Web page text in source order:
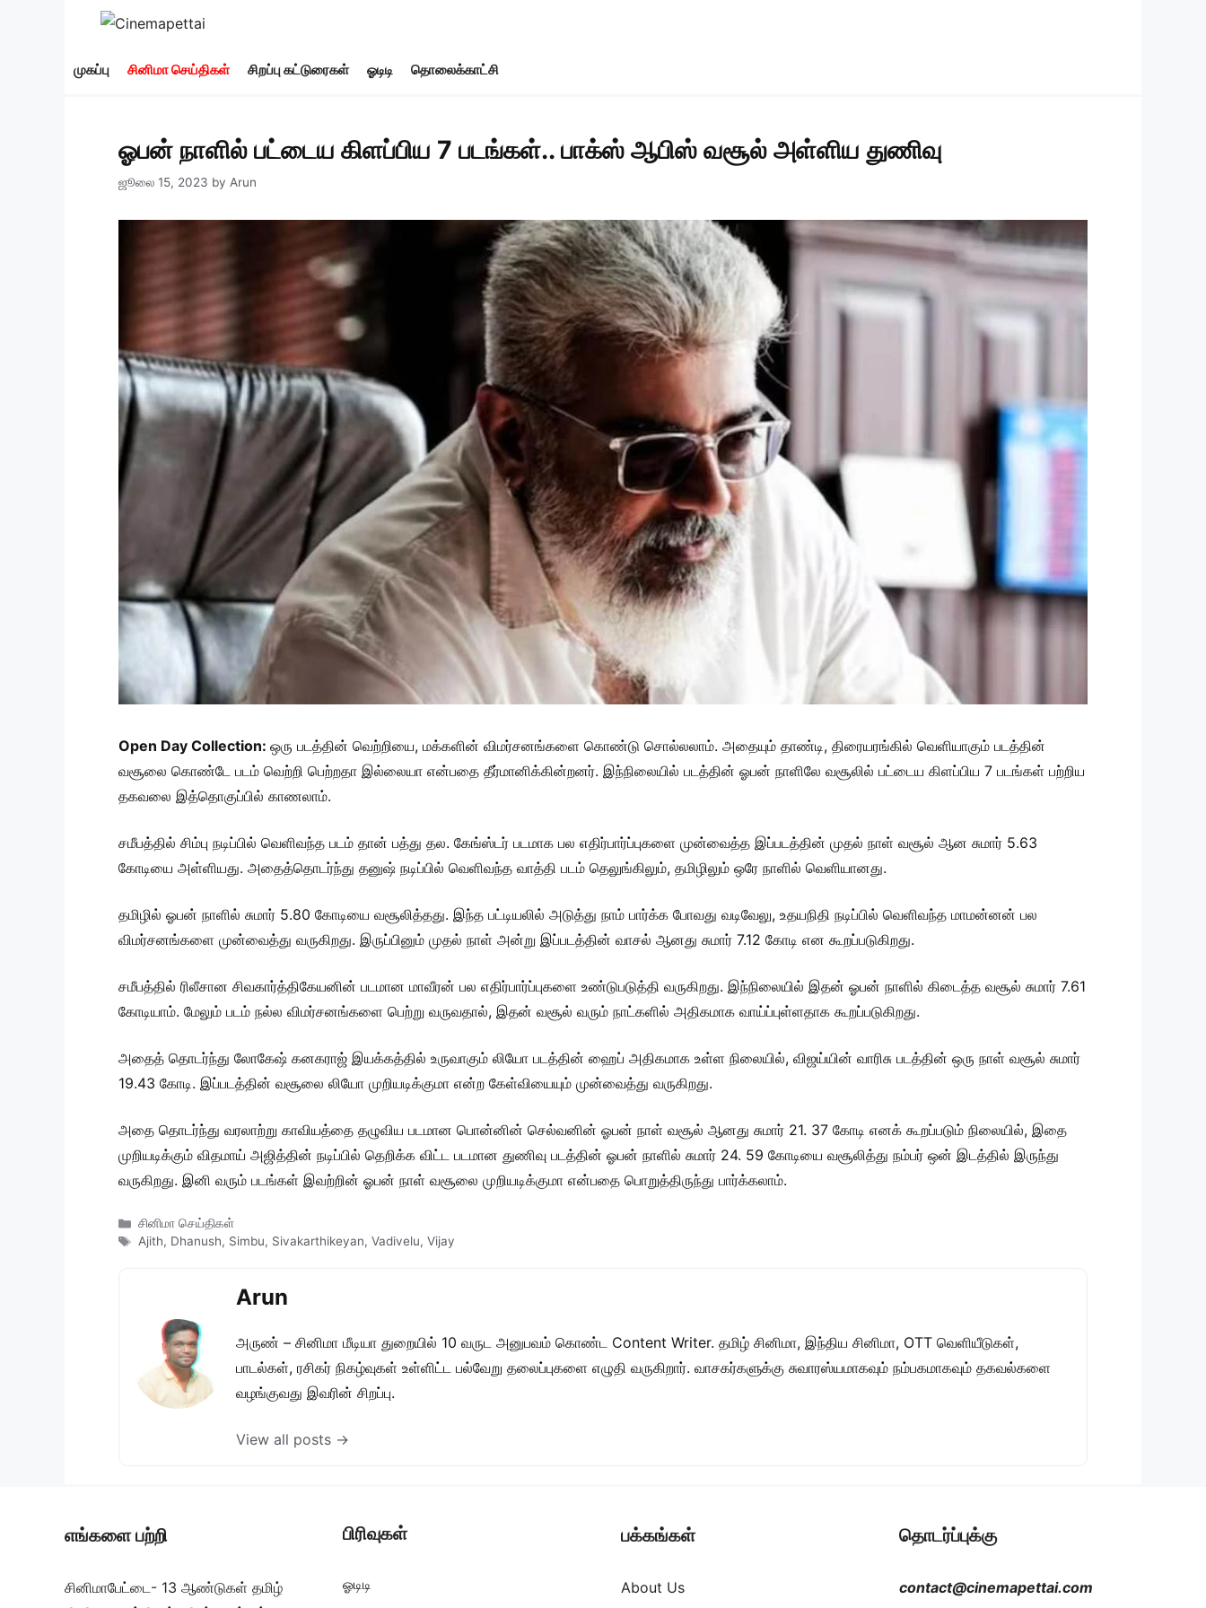
முகப்பு சினிமா செய்திகள் சிறப்பு கட்டுரைகள் ஓடிடி தொலைக்காட்சி
ஓபன் நாளில் பட்டைய கிளப்பிய 7 படங்கள்.. பாக்ஸ் ஆபிஸ் வசூல் அள்ளிய துணிவு
ஜூலை 15, 2023 by Arun
Open Day Collection: ஒரு படத்தின் வெற்றியை, மக்களின் விமர்சனங்களை கொண்டு சொல்லலாம். அதையும் தாண்டி, திரையரங்கில் வெளியாகும் படத்தின்
வசூலை கொண்டே படம் வெற்றி பெற்றதா இல்லையா என்பதை தீர்மானிக்கின்றனர். இந்நிலையில் படத்தின் ஓபன் நாளிலே வசூலில் பட்டைய கிளப்பிய 7 படங்கள் பற்றிய
தகவலை இத்தொகுப்பில் காணலாம்.
சமீபத்தில் சிம்பு நடிப்பில் வெளிவந்த படம் தான் பத்து தல. கேங்ஸ்டர் படமாக பல எதிர்பார்ப்புகளை முன்வைத்த இப்படத்தின் முதல் நாள் வசூல் ஆன சுமார் 5.63
கோடியை அள்ளியது. அதைத்தொடர்ந்து தனுஷ் நடிப்பில் வெளிவந்த வாத்தி படம் தெலுங்கிலும், தமிழிலும் ஒரே நாளில் வெளியானது.
தமிழில் ஓபன் நாளில் சுமார் 5.80 கோடியை வசூலித்தது. இந்த பட்டியலில் அடுத்து நாம் பார்க்க போவது வடிவேலு, உதயநிதி நடிப்பில் வெளிவந்த மாமன்னன் பல
விமர்சனங்களை முன்வைத்து வருகிறது. இருப்பினும் முதல் நாள் அன்று இப்படத்தின் வாசல் ஆனது சுமார் 7.12 கோடி என கூறப்படுகிறது.
சமீபத்தில் ரிலீசான சிவகார்த்திகேயனின் படமான மாவீரன் பல எதிர்பார்ப்புகளை உண்டுபடுத்தி வருகிறது. இந்நிலையில் இதன் ஓபன் நாளில் கிடைத்த வசூல் சுமார் 7.61
கோடியாம். மேலும் படம் நல்ல விமர்சனங்களை பெற்று வருவதால், இதன் வசூல் வரும் நாட்களில் அதிகமாக வாய்ப்புள்ளதாக கூறப்படுகிறது.
அதைத் தொடர்ந்து லோகேஷ் கனகராஜ் இயக்கத்தில் உருவாகும் லியோ படத்தின் ஹைப் அதிகமாக உள்ள நிலையில், விஜய்யின் வாரிசு படத்தின் ஒரு நாள் வசூல் சுமார்
19.43 கோடி. இப்படத்தின் வசூலை லியோ முறியடிக்குமா என்ற கேள்வியையும் முன்வைத்து வருகிறது.
அதை தொடர்ந்து வரலாற்று காவியத்தை தழுவிய படமான பொன்னின் செல்வனின் ஓபன் நாள் வசூல் ஆனது சுமார் 21. 37 கோடி எனக் கூறப்படும் நிலையில், இதை
முறியடிக்கும் விதமாய் அஜித்தின் நடிப்பில் தெறிக்க விட்ட படமான துணிவு படத்தின் ஓபன் நாளில் சுமார் 24. 59 கோடியை வசூலித்து நம்பர் ஒன் இடத்தில் இருந்து
வருகிறது. இனி வரும் படங்கள் இவற்றின் ஓபன் நாள் வசூலை முறியடிக்குமா என்பதை பொறுத்திருந்து பார்க்கலாம்.
Categories
சினிமா செய்திகள்
Tags
Ajith, Dhanush, Simbu, Sivakarthikeyan, Vadivelu, Vijay
Arun
அருண் – சினிமா மீடியா துறையில் 10 வருட அனுபவம் கொண்ட Content Writer. தமிழ் சினிமா, இந்திய சினிமா, OTT வெளியீடுகள்,
பாடல்கள், ரசிகர் நிகழ்வுகள் உள்ளிட்ட பல்வேறு தலைப்புகளை எழுதி வருகிறார். வாசகர்களுக்கு சுவாரஸ்யமாகவும் நம்பகமாகவும் தகவல்களை
வழங்குவது இவரின் சிறப்பு.
View all posts →
எங்களை பற்றி
சினிமாபேட்டை- 13 ஆண்டுகள் தமிழ்
பிரிவுகள்
ஓடிடி
பக்கங்கள்
About Us
தொடர்ப்புக்கு
contact@cinemapettai.com